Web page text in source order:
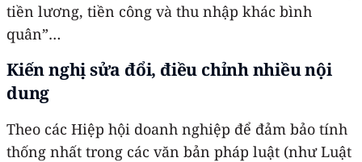
tiền lương, tiền công và thu nhập khác bình
quân”…
Kiến nghị sửa đổi, điều chỉnh nhiều nội
dung
Theo các Hiệp hội doanh nghiệp để đảm bảo tính
thống nhất trong các văn bản pháp luật (như Luật